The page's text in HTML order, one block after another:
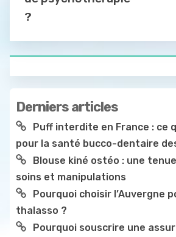
?
Derniers articles
Puff interdite en France : ce
pour la santé bucco-dentaire
Blouse kiné ostéo : une
soins et manipulations
Pourquoi choisir l’Auvergne
thalasso ?
Pourquoi souscrire une